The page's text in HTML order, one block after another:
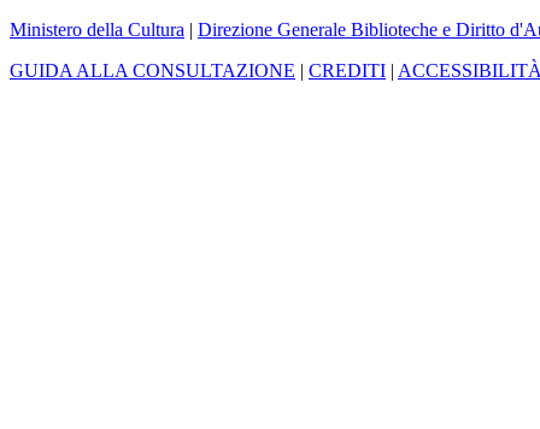
Ministero della Cultura | Direzione Generale Biblioteche e Diritto
GUIDA ALLA CONSULTAZIONE | CREDITI |